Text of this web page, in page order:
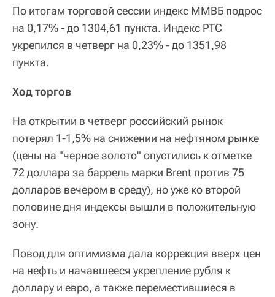
По итогам торговой сессии индекс ММВБ подрос
на 0,17% - до 1304,61 пункта. Индекс РТС
укрепился в четверг на 0,23% - до 1351,98
пункта.
Ход торгов
На открытии в четверг российский рынок
потерял 1-1,5% на снижении на нефтяном рынке
(цены на "черное золото" опустились к отметке
72 доллара за баррель марки Brent против 75
долларов вечером в среду), но уже ко второй
половине дня индексы вышли в положительную
зону.
Повод для оптимизма дала коррекция вверх цен
на нефть и начавшееся укрепление рубля к
доллару и евро, а также переместившиеся в